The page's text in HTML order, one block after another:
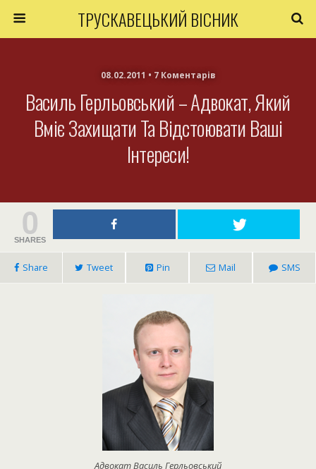
ТРУСКАВЕЦЬКИЙ ВІСНИК
08.02.2011 • 7 Коментарів
Василь Герльовський – Адвокат, Який
Вміє Захищати Та Відстоювати Ваші
Інтереси!
0
SHARES
Share Tweet Pin Mail SMS
Адвокат Василь Герльовський